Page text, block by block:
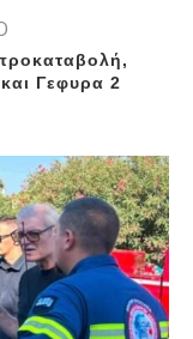
Γεφυρα 2